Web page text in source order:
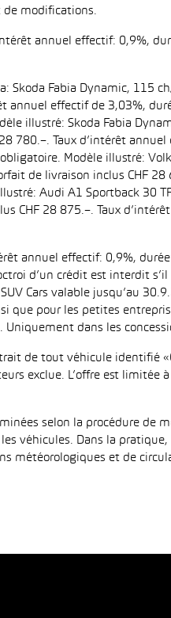
de modifications.
annuel effectif: 0,9%,
Skoda Fabia Dynamic, 115
annuel effectif de 3,03%,
illustré: Skoda Fabia
780.–. Taux d’intérêt
Modèle illustré:
de livraison inclus CHF
Audi A1 Sportback 30
CHF 28 875.–. Taux
annuel effectif: 0,9%,
d’un crédit est interdit
Cars valable jusqu’au
pour les petites
dans les
de tout véhicule identifié
exclue. L’offre est limitée
selon la procédure de
véhicules. Dans la
météorologiques et de